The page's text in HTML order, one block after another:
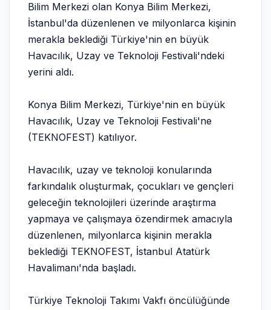
Bilim Merkezi olan Konya Bilim Merkezi,
İstanbul'da düzenlenen ve milyonlarca kişinin
merakla beklediği Türkiye'nin en büyük
Havacılık, Uzay ve Teknoloji Festivali'ndeki
yerini aldı.
Konya Bilim Merkezi, Türkiye'nin en büyük
Havacılık, Uzay ve Teknoloji Festivali'ne
(TEKNOFEST) katılıyor.
Havacılık, uzay ve teknoloji konularında
farkındalık oluşturmak, çocukları ve gençleri
geleceğin teknolojileri üzerinde araştırma
yapmaya ve çalışmaya özendirmek amacıyla
düzenlenen, milyonlarca kişinin merakla
beklediği TEKNOFEST, İstanbul Atatürk
Havalimanı'nda başladı.
Türkiye Teknoloji Takımı Vakfı öncülüğünde